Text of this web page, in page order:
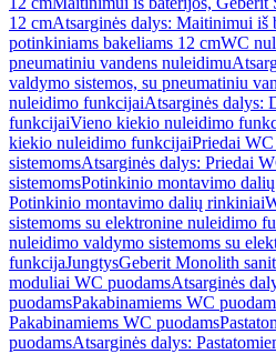
12 cmAtsarginės dalys: Maitinimui iš
potinkiniams bakeliams 12 cmWC
pneumatiniu vandens nuleidimu
valdymo sistemos, su pneumatiniu
nuleidimo funkcijaiAtsarginės dalys:
funkcijaiVieno kiekio nuleidimo
kiekio nuleidimo funkcijaiPriedai
sistemomsAtsarginės dalys: Priedai
sistemomsPotinkinio montavimo
Potinkinio montavimo dalių rinkiniai
sistemoms su elektronine nuleidimo
nuleidimo valdymo sistemoms su
funkcijaJungtysGeberit Monolith
moduliai WC puodamsAtsarginės
puodamsPakabinamiems WC
Pakabinamiems WC puodams
puodamsAtsarginės dalys: